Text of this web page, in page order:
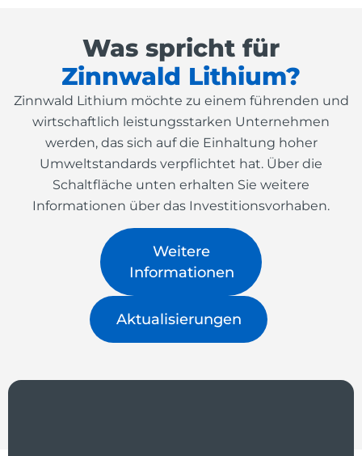
Was spricht für
Zinnwald Lithium?
Zinnwald Lithium möchte zu einem führenden und
wirtschaftlich leistungsstarken Unternehmen
werden, das sich auf die Einhaltung hoher
Umweltstandards verpflichtet hat. Über die
Schaltfläche unten erhalten Sie weitere
Informationen über das Investitionsvorhaben.
Weitere
Informationen
Aktualisierungen